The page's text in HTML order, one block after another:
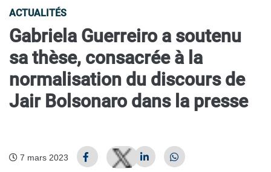
Publications
ACTUALITÉS
Gabriela Guerreiro a soutenu
sa thèse, consacrée à la
normalisation du discours de
Jair Bolsonaro dans la presse
7 mars 2023